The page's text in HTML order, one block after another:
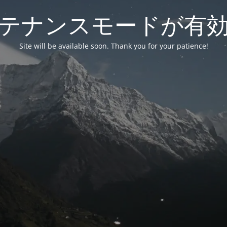
ナンスモードが有
Site will be available soon. Thank you for your patience!